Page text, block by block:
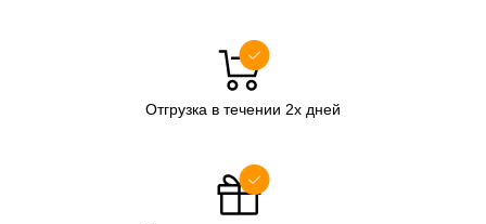
Отгрузка в течении 2х дней